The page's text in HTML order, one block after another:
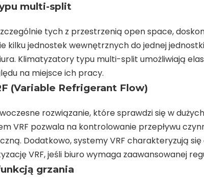
multi-split
tych z przestrzenią open space,
kilku jednostek wewnętrznych do jednej
Klimatyzatory typu multi-split umożliwiają
na miejsce ich pracy.
(Variable Refrigerant Flow)
rozwiązanie, które sprawdzi się w
VRF pozwala na kontrolowanie przepływu
Dodatkowo, systemy VRF charakteryzują
VRF, jeśli biuro wymaga zaawansowanej
grzania